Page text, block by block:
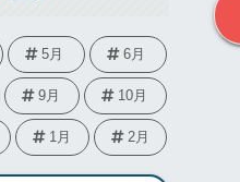
5月 6月
9月 10月
1月 2月